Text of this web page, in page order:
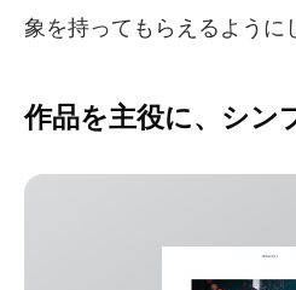
象を持ってもらえるように
作品を主役に、シン